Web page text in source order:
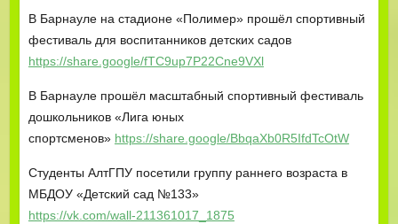
В Барнауле на стадионе «Полимер» прошёл спортивный
фестиваль для воспитанников детских садов
https://share.google/fTC9up7P22Cne9VXl
В Барнауле прошёл масштабный спортивный фестиваль
дошкольников «Лига юных
спортсменов» https://share.google/BbqaXb0R5IfdTcOtW
Студенты АлтГПУ посетили группу раннего возраста в
МБДОУ «Детский сад №133»
https://vk.com/wall-211361017_1875